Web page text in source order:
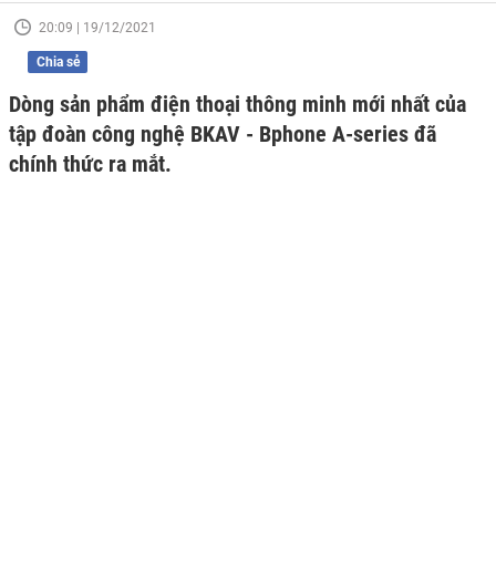
20:09 | 19/12/2021
Chia sẻ
Dòng sản phẩm điện thoại thông minh mới nhất của
tập đoàn công nghệ BKAV - Bphone A-series đã
chính thức ra mắt.